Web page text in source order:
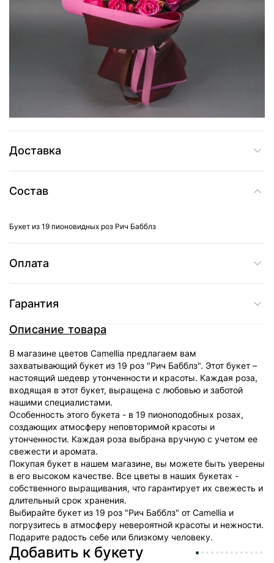
3 025 грн
Добавить в корзину
Купить в один клик
Доставка
Состав
Букет из 19 пионовидных роз Рич Бабблз
Оплата
Гарантия
Описание товара
В магазине цветов Camellia предлагаем вам
захватывающий букет из 19 роз "Рич Бабблз". Этот букет –
настоящий шедевр утонченности и красоты. Каждая роза,
входящая в этот букет, выращена с любовью и заботой
нашими специалистами.
Особенность этого букета - в 19 пионоподобных розах,
создающих атмосферу неповторимой красоты и
утонченности. Каждая роза выбрана вручную с учетом ее
свежести и аромата.
Покупая букет в нашем магазине, вы можете быть уверены
в его высоком качестве. Все цветы в наших букетах -
собственного выращивания, что гарантирует их свежесть и
длительный срок хранения.
Выбирайте букет из 19 роз "Рич Бабблз" от Camellia и
погрузитесь в атмосферу невероятной красоты и нежности.
Подарите радость себе или близкому человеку.
Добавить к букету